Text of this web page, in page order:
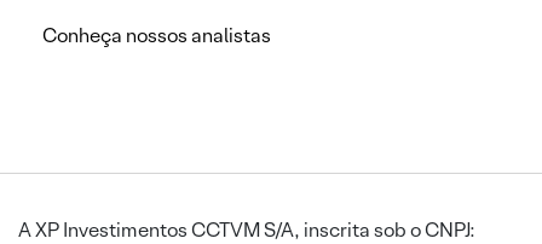
Conheça nossos analistas
A XP Investimentos CCTVM S/A, inscrita sob o CNPJ: